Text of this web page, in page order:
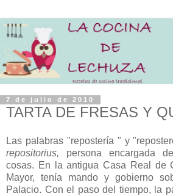
7 de julio de 2010
TARTA DE FRESAS Y
Las palabras "repostería " y
repositorius, persona encargada
cosas. En la antigua Casa Real de
Mayor, tenía mando y gobierno
Palacio. Con el paso del tiempo, la